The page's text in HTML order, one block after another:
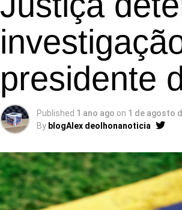
presidente
Published 1 ano ago on 1 de agosto
By blogAlex deolhonanoticia